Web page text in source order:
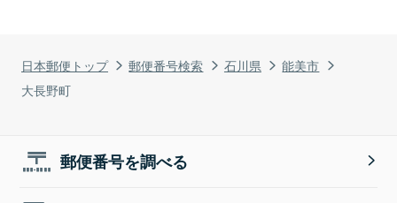
日本郵便トップ 郵便番号検索 石川県
能美市
大長野町
郵便番号を調べる